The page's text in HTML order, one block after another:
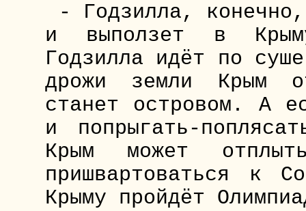
- Годзилла,
и выползет в
Годзилла идёт по
дрожи земли Крым
станет островом. А
и попрыгать-
Крым может
пришвартоваться к
Крыму пройдёт